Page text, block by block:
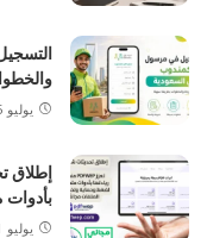
يوليو 15, 2026
يوليو 11, 2026